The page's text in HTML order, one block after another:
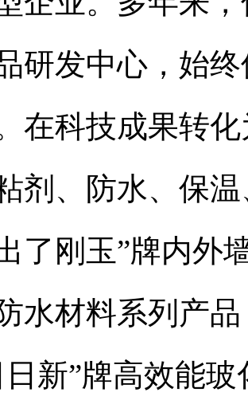
研发中心，始
在科技成果转
剂、防水、保
了刚玉”牌内外
水材料系列产
日新”牌高效能